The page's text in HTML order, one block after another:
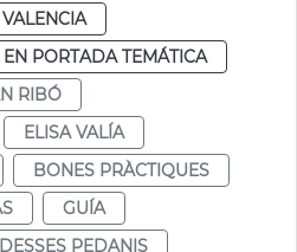
VALENCIA
EN PORTADA TEMÁTICA
RIBÓ
ELISA VALÍA
BONES PRÀCTIQUES
GUÍA
PEDANIS